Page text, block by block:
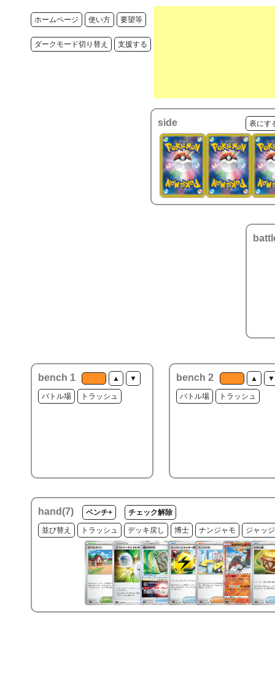
ホームページ 使い方 要望等
ダークモード切り替え 支援する
side 表にす
bench 1 ▲ ▼
バトル場 トラッシュ
bench 2 ▲ ▼
バトル場 トラッシュ
hand(7) ベンチ+ チェック解除
並び替え トラッシュ デッキ戻し 博士 ナンジャモ ジャッ